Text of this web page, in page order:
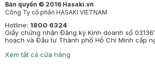
Bản quyền © 2016 Hasaki.vn
Công Ty cổ phần HASAKI VIETNAM
Hotline: 1800 6324
Giấy chứng nhận Đăng ký Kinh doanh số
hoạch và Đầu tư Thành phố Hồ Chí Minh cấp
Xem tất cả cửa hàng